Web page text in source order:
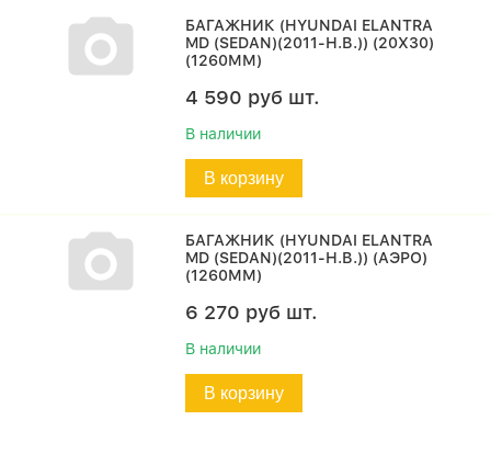
БАГАЖНИК (HYUNDAI ELANTRA
MD (SEDAN)(2011-Н.В.)) (20Х30)
(1260ММ)
4 590 руб шт.
В наличии
В корзину
БАГАЖНИК (HYUNDAI ELANTRA
MD (SEDAN)(2011-Н.В.)) (АЭРО)
(1260ММ)
6 270 руб шт.
В наличии
В корзину